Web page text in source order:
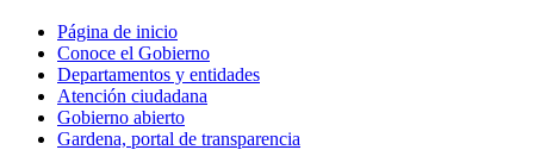
Página de inicio
Conoce el Gobierno
Departamentos y entidades
Atención ciudadana
Gobierno abierto
Gardena, portal de transparencia